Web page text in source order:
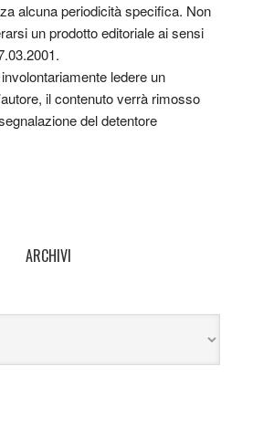
alcuna periodicità specifica. Non
un prodotto editoriale ai sensi
ledere un
il contenuto verrà rimosso
del detentore
ARCHIVI